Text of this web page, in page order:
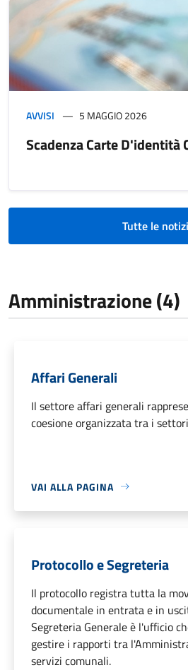
AVVISI 5 MAGGIO 2026
Scadenza Carte D'identità
Tutte le
Amministrazione (4)
Affari Generali
Il settore affari generali
coesione organizzata tra i
VAI ALLA PAGINA
Protocollo e Segreteria
Il protocollo registra tutta la
documentale in entrata e in
Segreteria Generale è l'ufficio
gestire i rapporti tra
servizi comunali.